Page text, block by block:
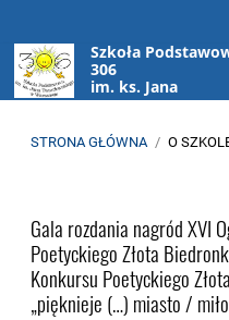
Szkoła
306
im. ks. Jana
Twardowskiego
STRONA GŁÓWNA / O
Gala rozdania nagród XVI
Poetyckiego Złota
Konkursu Poetyckiego
„pięknieje (…) miasto /